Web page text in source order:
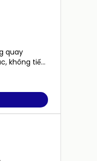
quay
không tiếp